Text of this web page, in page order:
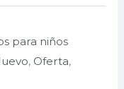
para niños
, Oferta,